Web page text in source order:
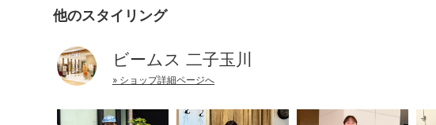
他のスタイリング
ビームス 二子玉川
» ショップ詳細ページへ